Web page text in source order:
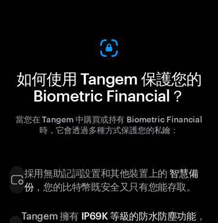
如何使用 Tangem 保護您的
Biometric Financial？
當您在 Tangem 中購買或持有 Biometric Financial
時，它會透過多種方式保護您的私鑰：
採用無助記詞設置和其他裝置上的 智慧備
份，您的比特幣既安全又只有您能存取。
Tangem 擁有 IP69K 等級的防水防塵功能，